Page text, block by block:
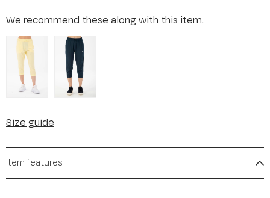
We recommend these along with this item.
Size guide
Item features